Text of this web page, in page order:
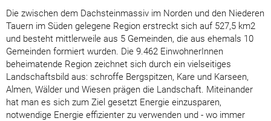
Die zwischen dem Dachsteinmassiv im Norden und den Niederen
Tauern im Süden gelegene Region erstreckt sich auf 527,5 km2
und besteht mittlerweile aus 5 Gemeinden, die aus ehemals 10
Gemeinden formiert wurden. Die 9.462 EinwohnerInnen
beheimatende Region zeichnet sich durch ein vielseitiges
Landschaftsbild aus: schroffe Bergspitzen, Kare und Karseen,
Almen, Wälder und Wiesen prägen die Landschaft. Miteinander
hat man es sich zum Ziel gesetzt Energie einzusparen,
notwendige Energie effizienter zu verwenden und - wo immer